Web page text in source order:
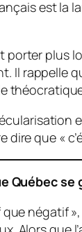
est
plus
Il rappelle
que «
Québec se
négatif